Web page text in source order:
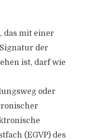
das mit einer
der
ist, darf wie
oder
(EGVP) des